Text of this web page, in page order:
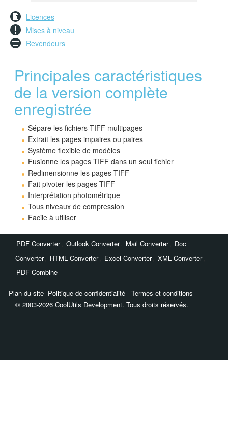
Licences
Mises à niveau
Revendeurs
Principales caractéristiques
de la version complète
enregistrée
Sépare les fichiers TIFF multipages
Extrait les pages impaires ou paires
Système flexible de modèles
Fusionne les pages TIFF dans un seul fichier
Redimensionne les pages TIFF
Fait pivoter les pages TIFF
Interprétation photométrique
Tous niveaux de compression
Facile à utiliser
PDF Converter Outlook Converter Mail Converter
Doc
Converter
HTML Converter Excel Converter XML Converter
PDF Combine
Plan du site Politique de confidentialité
Termes et conditions
© 2003-2026 CoolUtils Development. Tous droits réservés.